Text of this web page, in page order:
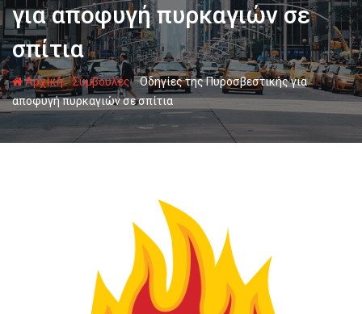
για αποφυγή πυρκαγιών σε
σπίτια
Αρχική-Συμβουλές-Οδηγίες της Πυροσβεστικής για
αποφυγή πυρκαγιών σε σπίτια